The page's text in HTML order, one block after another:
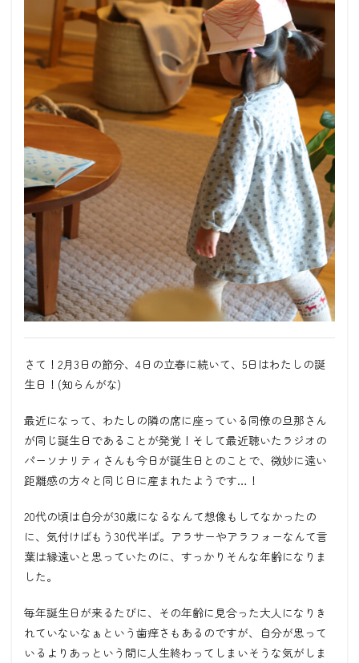
さて！2月3 日の節分、 4日の立春に続いて、 5日はわたしの誕
生日！ (知らんがな)
最近になって、わたしの隣の席に座っている同僚の旦那さん
が同じ誕生日であることが発覚！そして最近聴いたラジオの
パーソナリティさんも今日が誕生日とのことで、微妙に遠い
距離感の方々と同じ日に産まれたようです… ！
20代の頃は自分が30歳になるなんて想像もしてなかったの
に、気付けばもう 30代半ば。アラサーやアラフォーなんて言
葉は縁遠いと思っていたのに、すっかりそんな年齢になりま
した。
毎年誕生日が来るたびに、その年齢に見合った大人になりき
れていないなぁという歯痒さもあるのですが、自分が思って
いるよりあっという間に人生終わってしまいそうな気がしま